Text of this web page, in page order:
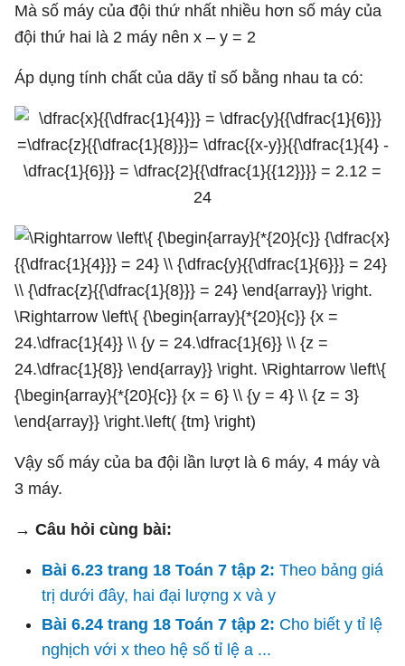
Mà số máy của đội thứ nhất nhiều hơn số máy của
đội thứ hai là 2 máy nên x – y = 2
Áp dụng tính chất của dãy tỉ số bằng nhau ta có:
Vậy số máy của ba đội lần lượt là 6 máy, 4 máy và
3 máy.
→ Câu hỏi cùng bài:
Bài 6.23 trang 18 Toán 7 tập 2: Theo bảng giá
trị dưới đây, hai đại lượng x và y
Bài 6.24 trang 18 Toán 7 tập 2: Cho biết y tỉ lệ
nghịch với x theo hệ số tỉ lệ a ...